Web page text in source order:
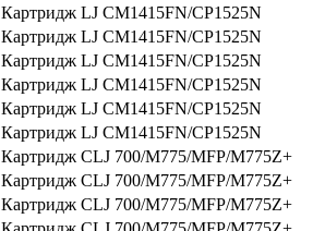
Картридж LJ CM1415FN/CP1525N
Картридж LJ CM1415FN/CP1525N
Картридж LJ CM1415FN/CP1525N
Картридж LJ CM1415FN/CP1525N
Картридж LJ CM1415FN/CP1525N
Картридж LJ CM1415FN/CP1525N
Картридж CLJ 700/M775/MFP/M775Z+
Картридж CLJ 700/M775/MFP/M775Z+
Картридж CLJ 700/M775/MFP/M775Z+